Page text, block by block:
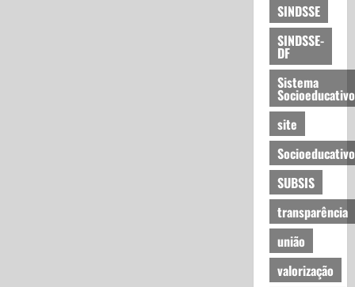
SINDSSE
SINDSSE-
DF
Sistema
Socioeducativo
site
Socioeducativo
SUBSIS
transparência
união
valorização